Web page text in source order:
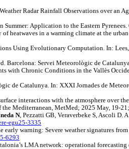
Radar Rainfall Observations over an
Application to the Eastern Pyrenees.
heatwaves in a warming climate at the
Using Evolutionary Computation. In:
Barcelona: Servei Meteorològic de
with Chronic Conditions in the Vallès
de Catalunya. In: XXXI Jornades de
interactions with the atmosphere over
Mediterranean, MetMed; 2025 May, 19-
N, Pezzatti GB, Veraverbeke S, Ascoli
egu25-3335
warning: Severe weather signatures
6293
LMA network: operational